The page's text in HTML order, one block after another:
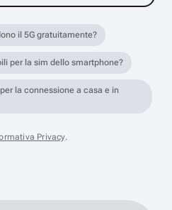
il 5G gratuitamente?
per la sim dello smartphone?
la connessione a casa e in
Privacy.